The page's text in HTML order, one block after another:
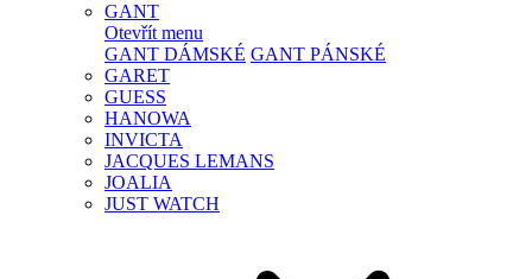
GANT
Otevřít menu
GANT DÁMSKÉ GANT PÁNSKÉ
GARET
GUESS
HANOWA
INVICTA
JACQUES LEMANS
JOALIA
JUST WATCH